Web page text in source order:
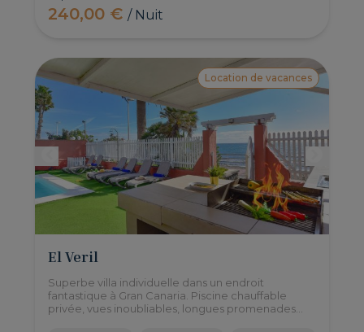
240,00 €/ Nuit
Location de vacances
El Veril
Superbe villa individuelle dans un endroit
fantastique à Gran Canaria. Piscine chauffable
privée, vues inoubliables, longues promenades